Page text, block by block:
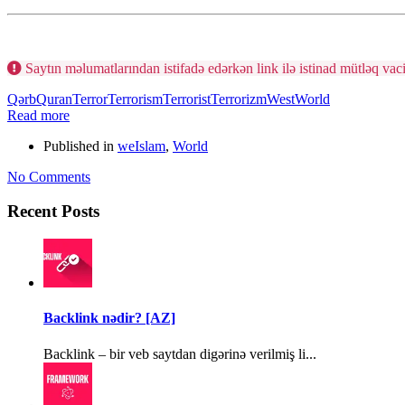
Saytın məlumatlarından istifadə edərkən link ilə istinad mütləq
QərbQuranTerrorTerrorismTerroristTerrorizmWestWorld
Read more
Published in weIslam, World
No Comments
Recent Posts
Backlink nədir? [AZ]
Backlink – bir veb saytdan digərinə verilmiş li...